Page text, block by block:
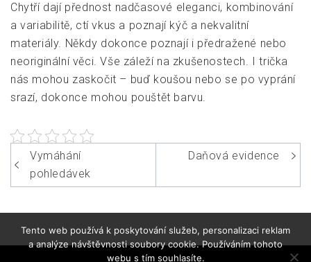
Chytří dají přednost nadčasové eleganci, kombinování
a variabilitě, ctí vkus a poznají kýč a nekvalitní
materiály. Někdy dokonce poznají i předražené nebo
neoriginální věci. Vše záleží na zkušenostech. Itrička
nás mohou zaskočit – buď koušou nebo se po vyprání
srazí, dokonce mohou pouštět barvu.
Navigace
pro
Vymáhání
pohledávek
Daňová evidence
Tento web používá k poskytování služeb, personalizaci reklam
a analýze návštěvnosti soubory cookie. Používáním tohoto
webu s tím souhlasíte.